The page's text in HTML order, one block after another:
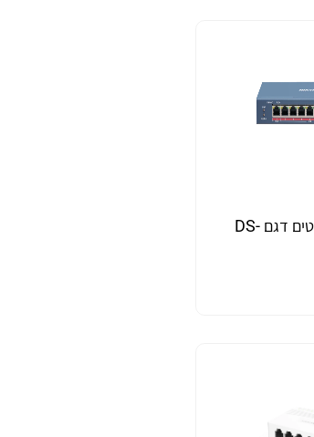
מתג 8 POE פורטים דגם DS-